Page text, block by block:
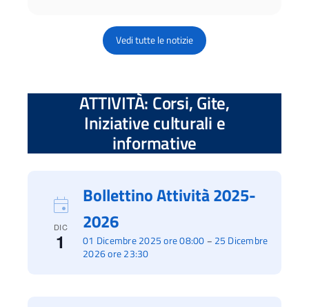
Vedi tutte le notizie
ATTIVITÀ: Corsi, Gite,
Iniziative culturali e
informative
DIC
1 01 Dicembre 2025 ore 08:00 – 25 Dicembre
2026 ore 23:30
Bollettino Attività 2025-
2026